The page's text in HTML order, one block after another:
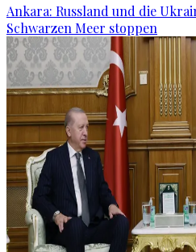
Ankara: Russland und die
Schwarzen Meer stoppen